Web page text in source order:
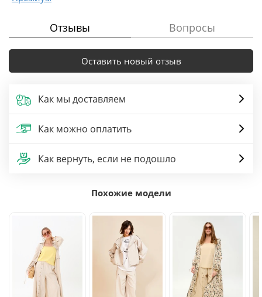
Отзывы Вопросы
Оставить новый отзыв
Как мы доставляем
Как можно оплатить
Как вернуть, если не подошло
Похожие модели